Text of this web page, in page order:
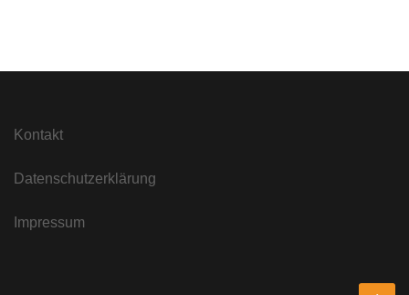
Kontakt
Datenschutzerklärung
Impressum